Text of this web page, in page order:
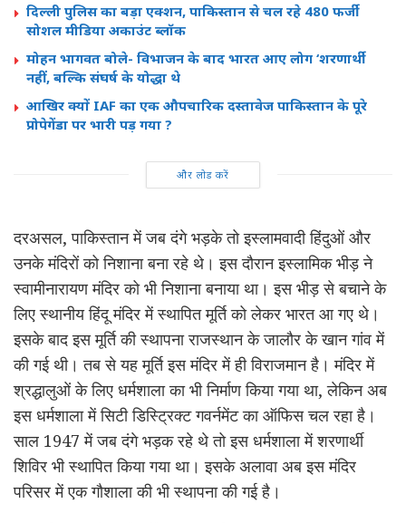
दिल्ली पुलिस का बड़ा एक्शन, पाकिस्तान से चल रहे 480 फर्जी
सोशल मीडिया अकाउंट ब्लॉक
मोहन भागवत बोले- विभाजन के बाद भारत आए लोग ‘शरणार्थी’
नहीं, बल्कि संघर्ष के योद्धा थे
आखिर क्यों IAF का एक औपचारिक दस्तावेज पाकिस्तान के पूरे
प्रोपेगेंडा पर भारी पड़ गया ?
और लोड करें
दरअसल, पाकिस्तान में जब दंगे भड़के तो इस्लामवादी हिंदुओं और
उनके मंदिरों को निशाना बना रहे थे। इस दौरान इस्लामिक भीड़ ने
स्वामीनारायण मंदिर को भी निशाना बनाया था। इस भीड़ से बचाने के
लिए स्थानीय हिंदू मंदिर में स्थापित मूर्ति को लेकर भारत आ गए थे।
इसके बाद इस मूर्ति की स्थापना राजस्थान के जालौर के खान गांव में
की गई थी। तब से यह मूर्ति इस मंदिर में ही विराजमान है। मंदिर में
श्रद्धालुओं के लिए धर्मशाला का भी निर्माण किया गया था, लेकिन अब
इस धर्मशाला में सिटी डिस्ट्रिक्ट गवर्नमेंट का ऑफिस चल रहा है।
साल 1947 में जब दंगे भड़क रहे थे तो इस धर्मशाला में शरणार्थी
शिविर भी स्थापित किया गया था। इसके अलावा अब इस मंदिर
परिसर में एक गौशाला की भी स्थापना की गई है।